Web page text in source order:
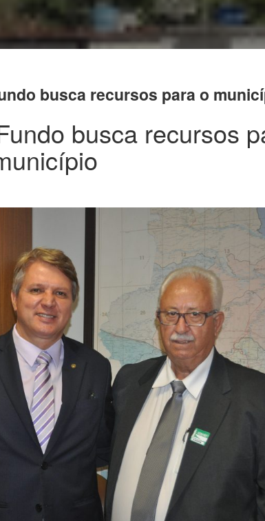
busca recursos para o
busca recursos